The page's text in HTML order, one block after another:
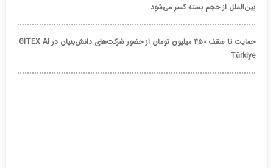
بین‌الملل از حجم بسته کسر می‌شود
حمایت تا سقف ۴۵۰ میلیون تومان از حضور شرکت‌های دانش‌بنیان در GITEX AI
Türkiye